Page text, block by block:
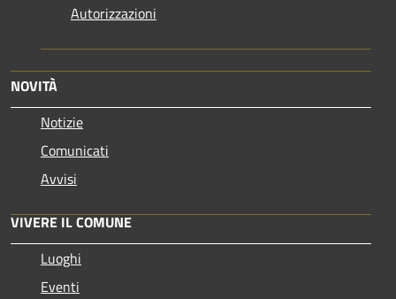
Autorizzazioni
NOVITÀ
Notizie
Comunicati
Avvisi
VIVERE IL COMUNE
Luoghi
Eventi